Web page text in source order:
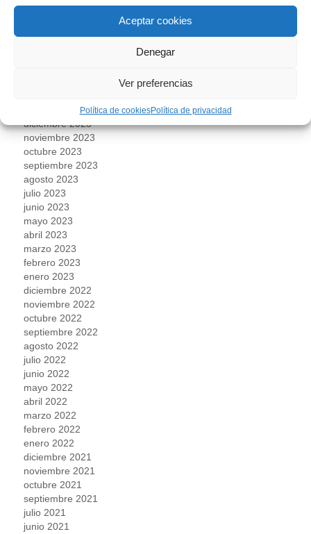
Aceptar cookies
Denegar
Ver preferencias
Política de cookiesPolítica de privacidad
junio 2024
diciembre 2023
noviembre 2023
octubre 2023
septiembre 2023
agosto 2023
julio 2023
junio 2023
mayo 2023
abril 2023
marzo 2023
febrero 2023
enero 2023
diciembre 2022
noviembre 2022
octubre 2022
septiembre 2022
agosto 2022
julio 2022
junio 2022
mayo 2022
abril 2022
marzo 2022
febrero 2022
enero 2022
diciembre 2021
noviembre 2021
octubre 2021
septiembre 2021
julio 2021
junio 2021